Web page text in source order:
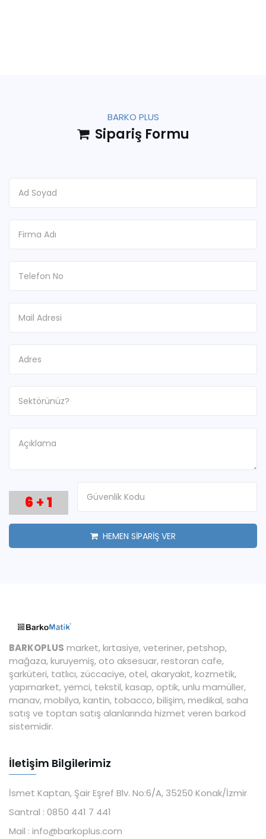
BARKO PLUS
Sipariş Formu
6 +1
HEMEN SİPARİŞ VER
BARKOPLUS market, kırtasiye, veteriner, petshop,
mağaza, kuruyemiş, oto aksesuar, restoran cafe,
şarküteri, tatlıcı, züccaciye, otel, akaryakıt, kozmetik,
yapımarket, yemci, tekstil, kasap, optik, unlu mamüller,
manav, mobilya, kantin, tobacco, bilişim, medikal, saha
satış ve toptan satış alanlarında hizmet veren barkod
sistemidir.
İletişim Bilgilerimiz
İsmet Kaptan, Şair Eşref Blv. No:6/A, 35250 Konak/İzmir
Santral : 0850 441 7 441
Mail : info@barkoplus.com